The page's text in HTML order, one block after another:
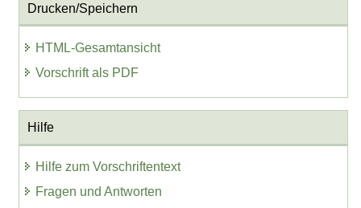
Drucken/Speichern
HTML-Gesamtansicht
Vorschrift als PDF
Hilfe
Hilfe zum Vorschriftentext
Fragen und Antworten